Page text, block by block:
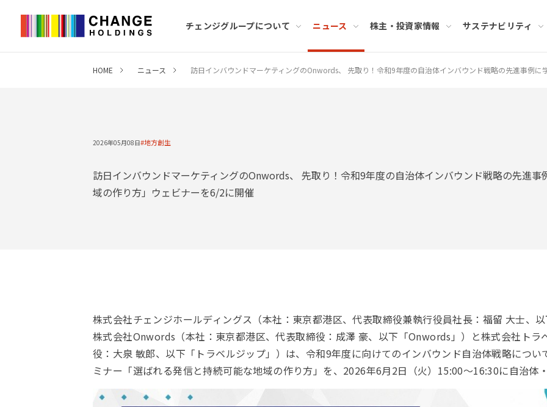
チェンジグループについて ニュース 株主・投資家情報 サステナビリティ
HOME ニュース 訪日インバウンドマーケティングのOnwords、 先取り！令和9年度の自治体インバウンド戦略の先進事例
2026年05月08日 地方創生
訪日インバウンドマーケティングのOnwords、 先取り！令和9年度の自治体インバウンド戦略の先進
域の作り方」ウェビナーを6/2に開催
株式会社チェンジホールディングス（本社：東京都港区、代表取締役兼執行役員社長：福留 大士、
株式会社Onwords（本社：東京都港区、代表取締役：成澤 豪、以下「Onwords」）と株式会社トラ
役：大泉 敏郎、以下「トラベルジップ」）は、令和9年度に向けてのインバウンド自治体戦略につい
ミナー「選ばれる発信と持続可能な地域の作り方」を、2026年6月2日（火）15:00～16:30に自治体